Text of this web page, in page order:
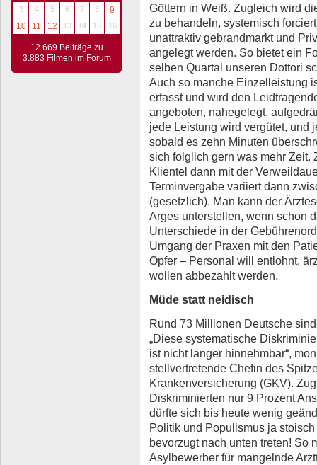
3
4 5 6 7 8
9
10
11 12 13 14 15 16
12.669 Beiträge zu
3.883 Filmen im Forum
Göttern in Weiß. Zugleich wird
zu behandeln, systemisch
unattraktiv gebrandmarkt und
angelegt werden. So bietet ein
selben Quartal unseren Dottori
Auch so manche Einzelleistung
erfasst und wird den
angeboten, nahegelegt,
jede Leistung wird vergütet, und
sobald es zehn Minuten
sich folglich gern was mehr Zeit.
Klientel dann mit der
Terminvergabe variiert dann
(gesetzlich). Man kann der
Arges unterstellen, wenn schon
Unterschiede in der
Umgang der Praxen mit den
Opfer – Personal will entlohnt,
wollen abbezahlt werden.
Müde statt neidisch
Rund 73 Millionen Deutsche
„Diese systematische
ist nicht länger hinnehmbar“,
stellvertretende Chefin des
Krankenversicherung (GKV).
Diskriminierten nur 9 Prozent
dürfte sich bis heute wenig
Politik und Populismus ja
bevorzugt nach unten treten! So
Asylbewerber für mangelnde